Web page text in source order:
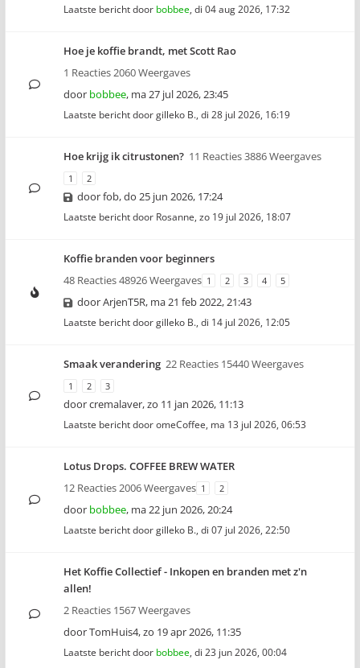
Laatste bericht door bobbee, di 04 aug 2026, 17:32
Hoe je koffie brandt, met Scott Rao
1 Reacties 2060 Weergaves
door bobbee, ma 27 jul 2026, 23:45
Laatste bericht doorgilleko B., di 28 jul 2026, 16:19
Hoe krijg ik citrustonen? 11 Reacties 3886 Weergaves
1 2
doorfob,do 25 jun 2026, 17:24
Laatste bericht door Rosanne, zo 19 jul 2026, 18:07
Koffie branden voor beginners
48 Reacties 48926 Weergaves 1 2 3 4 5
doorArjenT5R, ma 21 feb 2022, 21:43
Laatste bericht doorgilleko B., di 14 jul 2026, 12:05
Smaak verandering 22 Reacties 15440 Weergaves
1 2 3
doorcremalaver,zo 11 jan 2026, 11:13
Laatste bericht dooromeCoffee, ma 13 jul 2026, 06:53
Lotus Drops. COFFEE BREW WATER
12 Reacties 2006 Weergaves 1 2
door bobbee, ma 22 jun 2026, 20:24
Laatste bericht doorgilleko B., di 07 jul 2026, 22:50
Het Koffie Collectief - Inkopen en branden met z'n
allen!
2 Reacties 1567 Weergaves
doorTomHuis4,zo 19 apr 2026, 11:35
Laatste bericht door bobbee, di 23 jun 2026, 00:04